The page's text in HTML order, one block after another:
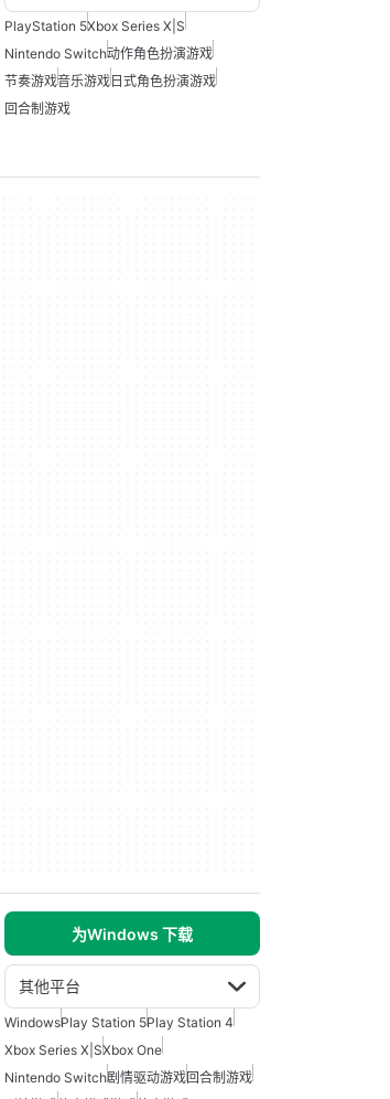
PlayStation 5Xbox Series X|S
Nintendo Switch动作角色扮演游戏
节奏游戏音乐游戏日式角色扮演游戏
回合制游戏
为Windows 下载
其他平台
WindowsPlay Station 5Play Station 4
Xbox Series X|SXbox One
Nintendo Switch剧情驱动游戏回合制游戏